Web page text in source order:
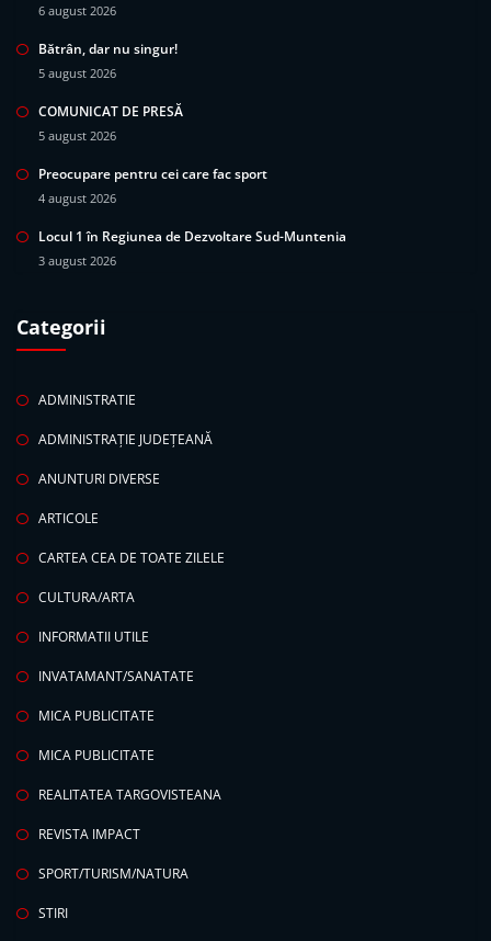
6 august 2026
Bătrân, dar nu singur!
5 august 2026
COMUNICAT DE PRESĂ
5 august 2026
Preocupare pentru cei care fac sport
4 august 2026
Locul 1 în Regiunea de Dezvoltare Sud-Muntenia
3 august 2026
Categorii
ADMINISTRATIE
ADMINISTRAȚIE JUDEȚEANĂ
ANUNTURI DIVERSE
ARTICOLE
CARTEA CEA DE TOATE ZILELE
CULTURA/ARTA
INFORMATII UTILE
INVATAMANT/SANATATE
MICA PUBLICITATE
MICA PUBLICITATE
REALITATEA TARGOVISTEANA
REVISTA IMPACT
SPORT/TURISM/NATURA
STIRI